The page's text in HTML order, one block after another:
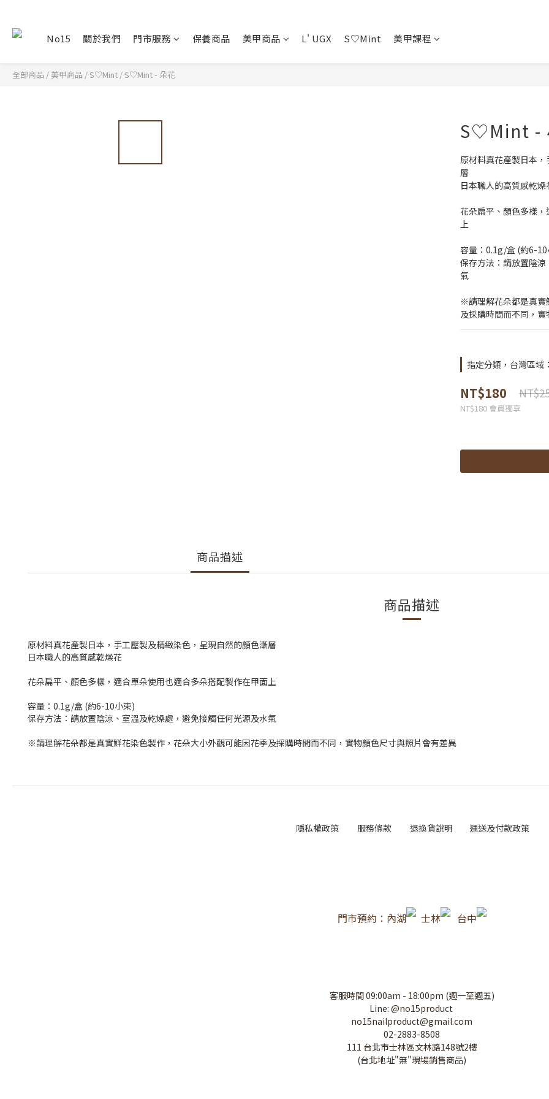
No15 關於我們 門市服務 保養商品 美甲商品 L' UGX S♡Mint 美甲課程
全部商品 / 美甲商品 /S♡Mint /S♡Mint - 朵花
S♡Mint -
原材料真花產製日本
層
日本職人的高質感乾燥
花朵扁平、顏色多樣
上
容量：0.1g/盒 (約6-10
保存方法：請放置陰
氣
※請理解花朵都是真實
及採購時間而不同，
指定分類，台灣區域
NT$180
NT$180 會員獨享
商品描述
商品描述
原材料真花產製日本，手工壓製及精緻染色，呈現自然的顏色漸層
日本職人的高質感乾燥花
花朵扁平、顏色多樣，適合單朵使用也適合多朵搭配製作在甲面上
容量：0.1g/盒 (約6-10小束)
保存方法：請放置陰涼、室溫及乾燥處，避免接觸任何光源及水氣
※請理解花朵都是真實鮮花染色製作，花朵大小外觀可能因花季及採購時間而不同，實物顏色尺寸與照片會有差異
隱私權政策 服務條款 退換貨說明 運送及付款政策
門市預約：內湖 士林 台中
客服時間 09:00am - 18:00pm (週一至週五)
Line: @no15product
no15nailproduct@gmail.com
02-2883-8508
111 台北市士林區文林路148號2樓
(台北地址"無"現場銷售商品)